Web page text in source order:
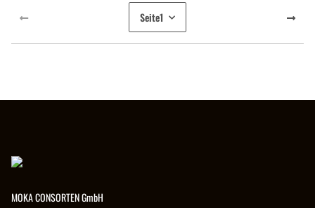
Seite1
MOKA CONSORTEN GmbH